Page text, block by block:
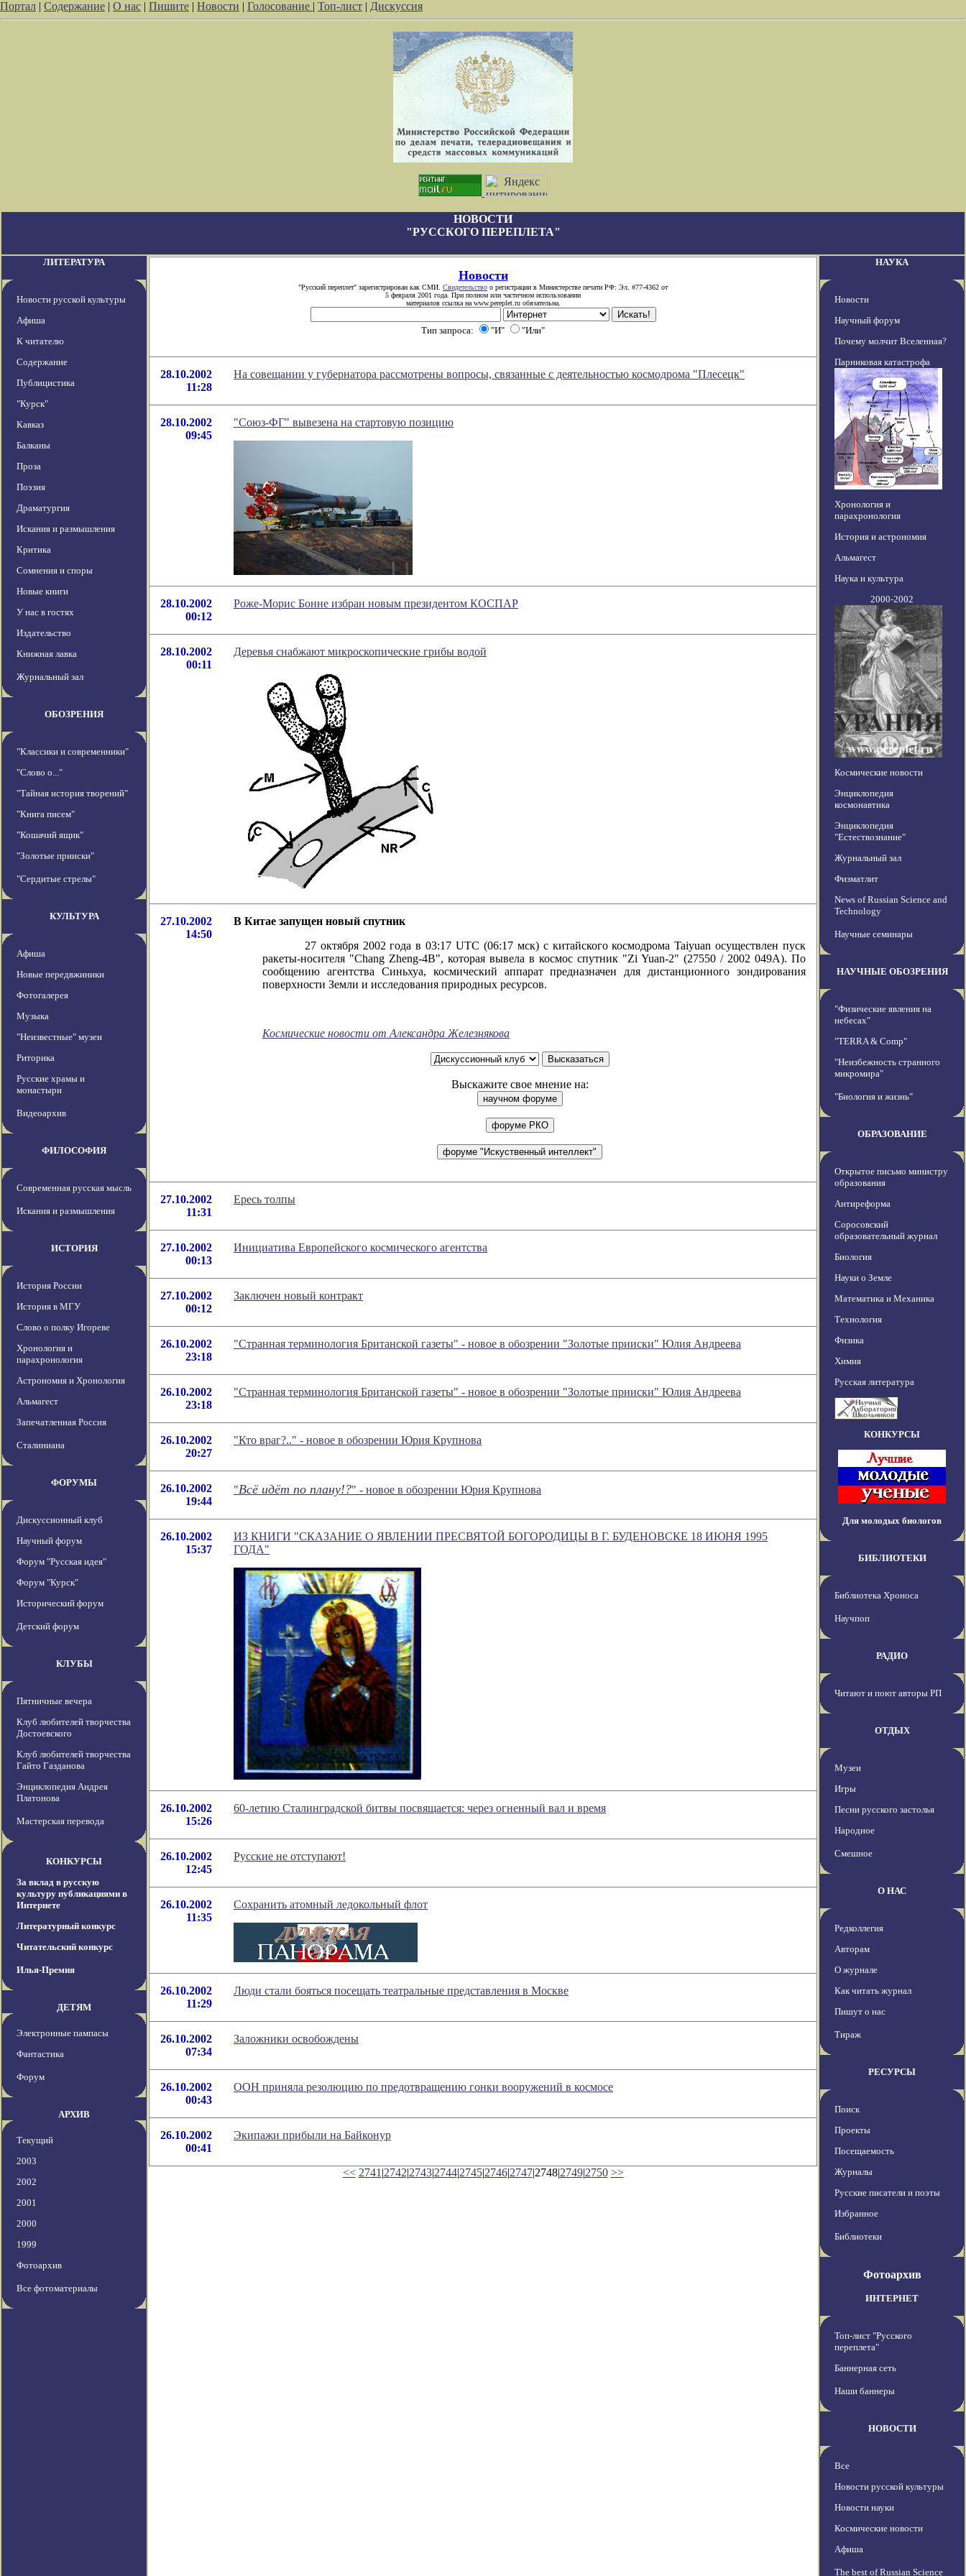
Портал | Содержание | О нас | Пишите | Новости | Голосование | Топ-лист | Дискуссия
НОВОСТИ
"РУССКОГО ПЕРЕПЛЕТА"
ЛИТЕРАТУРА
Новости русской культуры
Афиша
К читателю
Содержание
Публицистика
"Курск"
Кавказ
Балканы
Проза
Поэзия
Драматургия
Искания и размышления
Критика
Сомнения и споры
Новые книги
У нас в гостях
Издательство
Книжная лавка
Журнальный зал
ОБОЗРЕНИЯ
"Классики и современники"
"Слово о..."
"Тайная история творений"
"Книга писем"
"Кошачий ящик"
"Золотые прииски"
"Сердитые стрелы"
КУЛЬТУРА
Афиша
Новые передвжиники
Фотогалерея
Музыка
"Неизвестные" музеи
Риторика
Русские храмы и
монастыри
Видеоархив
ФИЛОСОФИЯ
Современная русская мысль
Искания и размышления
ИСТОРИЯ
История России
История в МГУ
Слово о полку Игореве
Хронология и
парахронология
Астрономия и Хронология
Альмагест
Запечатленная Россия
Сталиниана
ФОРУМЫ
Дискуссионный клуб
Научный форум
Форум "Русская идея"
Форум "Курск"
Исторический форум
Детский форум
КЛУБЫ
Пятничные вечера
Клуб любителей творчества
Достоевского
Клуб любителей творчества
Гайто Газданова
Энциклопедия Андрея
Платонова
Мастерская перевода
КОНКУРСЫ
За вклад в русскую
культуру публикациями в
Интернете
Литературный конкурс
Читательский конкурс
Илья-Премия
ДЕТЯМ
Электронные пампасы
Фантастика
Форум
АРХИВ
Текущий
2003
2002
2001
2000
1999
Фотоархив
Все фотоматериалы
Новости
"Русский переплет" зарегистрирован как СМИ. Свидетельство о регистрации в Министерстве печати РФ: Эл. #77-4362 от
5 февраля 2001 года. При полном или частичном использовании
материалов ссылка на www.pereplet.ru обязательна.
Тип запроса: "И" "Или"
28.10.2002
11:28
На совещании у губернатора рассмотрены вопросы, связанные с деятельностью космодрома "Плесецк"
28.10.2002
09:45
"Союз-ФГ" вывезена на стартовую позицию
28.10.2002
00:12
Роже-Морис Бонне избран новым президентом КОСПАР
28.10.2002
00:11
Деревья снабжают микроскопические грибы водой
27.10.2002
14:50
В Китае запущен новый спутник
27 октября 2002 года в 03:17 UTC (06:17 мск) с китайского космодрома Taiyuan осуществлен пуск
ракеты-носителя "Chang Zheng-4B", которая вывела в космос спутник "Zi Yuan-2" (27550 / 2002 049A). По
сообщению агентства Синьхуа, космический аппарат предназначен для дистанционного зондирования
поверхности Земли и исследования природных ресурсов.
Космические новости от Александра Железнякова
Выскажите свое мнение на:
27.10.2002
11:31
Ересь толпы
27.10.2002
00:13
Инициатива Европейского космического агентства
27.10.2002
00:12
Заключен новый контракт
26.10.2002
23:18
"Странная терминология Британской газеты" - новое в обозрении "Золотые прииски" Юлия Андреева
26.10.2002
23:18
"Странная терминология Британской газеты" - новое в обозрении "Золотые прииски" Юлия Андреева
26.10.2002
20:27
"Кто враг?.." - новое в обозрении Юрия Крупнова
26.10.2002
19:44
"Всё идёт по плану!?" - новое в обозрении Юрия Крупнова
26.10.2002
15:37
ИЗ КНИГИ "СКАЗАНИЕ О ЯВЛЕНИИ ПРЕСВЯТОЙ БОГОРОДИЦЫ В Г. БУДЕНОВСКЕ 18 ИЮНЯ 1995
ГОДА"
26.10.2002
15:26
60-летию Сталинградской битвы посвящается: через огненный вал и время
26.10.2002
12:45
Русские не отступают!
26.10.2002
11:35
Сохранить атомный ледокольный флот
26.10.2002
11:29
Люди стали бояться посещать театральные представления в Москве
26.10.2002
07:34
Заложники освобождены
26.10.2002
00:43
ООН приняла резолюцию по предотвращению гонки вооружений в космосе
26.10.2002
00:41
Экипажи прибыли на Байконур
<< 2741 |2742|2743|2744|2745|2746|2747|2748|2749|2750 >>
НАУКА
Новости
Научный форум
Почему молчит Вселенная?
Парниковая катастрофа
Хронология и
парахронология
История и астрономия
Альмагест
Наука и культура
2000-2002
Космические новости
Энциклопедия
космонавтика
Энциклопедия
"Естествознание"
Журнальный зал
Физматлит
News of Russian Science and
Technology
Научные семинары
НАУЧНЫЕ ОБОЗРЕНИЯ
"Физические явления на
небесах"
"TERRA & Comp"
"Неизбежность странного
микромира"
"Биология и жизнь"
ОБРАЗОВАНИЕ
Открытое письмо министру
образования
Антиреформа
Соросовский
образовательный журнал
Биология
Науки о Земле
Математика и Механика
Технология
Физика
Химия
Русская литература
КОНКУРСЫ
Для молодых биологов
БИБЛИОТЕКИ
Библиотека Хроноса
Научпоп
РАДИО
Читают и поют авторы РП
ОТДЫХ
Музеи
Игры
Песни русского застолья
Народное
Смешное
О НАС
Редколлегия
Авторам
О журнале
Как читать журнал
Пишут о нас
Тираж
РЕСУРСЫ
Поиск
Проекты
Посещаемость
Журналы
Русские писатели и поэты
Избранное
Библиотеки
Фотоархив
ИНТЕРНЕТ
Топ-лист "Русского
переплета"
Баннерная сеть
Наши баннеры
НОВОСТИ
Все
Новости русской культуры
Новости науки
Космические новости
Афиша
The best of Russian Science